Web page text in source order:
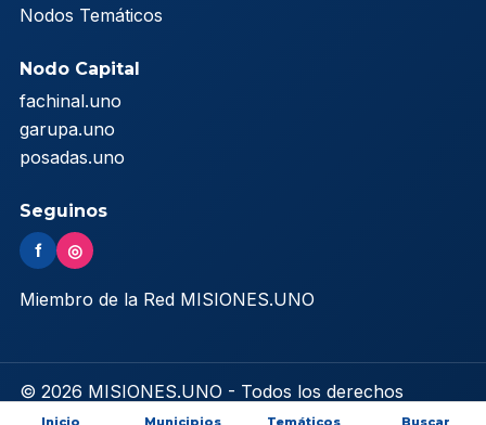
Nodos Temáticos
Nodo Capital
fachinal.uno
garupa.uno
posadas.uno
Seguinos
f ◎
Miembro de la Red MISIONES.UNO
© 2026 MISIONES.UNO - Todos los derechos
reservados
Inicio Municipios Temáticos Buscar